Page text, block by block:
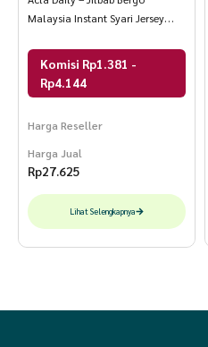
Malaysia Instant Syari Jersey
XL-XXLKomisi Rp1.381 -
Rp4.144
Harga Reseller
Harga Jual
Rp27.625
Lihat Selengkapnya